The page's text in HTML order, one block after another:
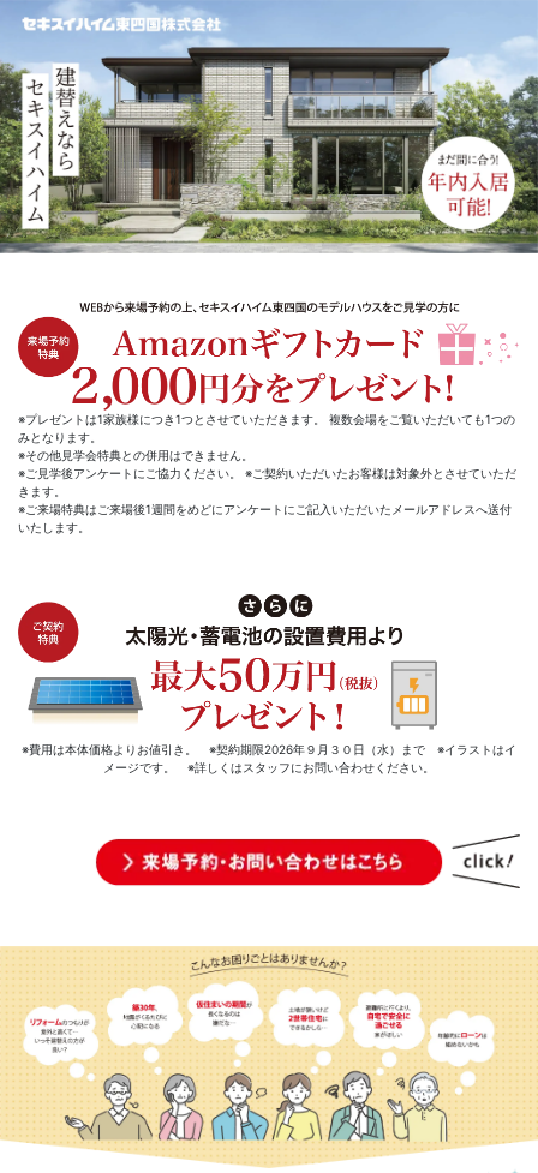
※プレゼントは1家族様につき1つとさせていただきます。 複数会場をご覧いただいても1つの
みとなります。
※その他見学会特典との併用はできません。
※ご見学後アンケートにご協力ください。 ※ご契約いただいたお客様は対象外とさせていただ
きます。
※ご来場特典はご来場後1週間をめどにアンケートにご記入いただいたメールアドレスへ送付
いたします。
※費用は本体価格よりお値引き。 ※契約期限2026年９月３０日（水）まで ※イラストはイ
メージです。 ※詳しくはスタッフにお問い合わせください。